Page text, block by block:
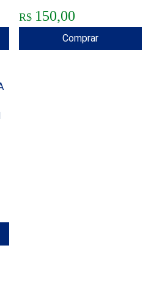
R$ 150,00
Comprar